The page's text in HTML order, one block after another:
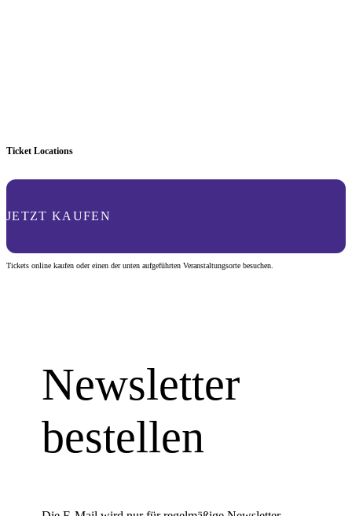
Ticket Locations
JETZT KAUFEN
Tickets online kaufen oder einen der unten aufgeführten Veranstaltungsorte besuchen.
Newsletter
bestellen